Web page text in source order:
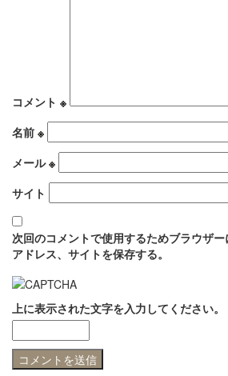
コメント ※
名前 ※
メール※
サイト
次回のコメントで使用するためブラウザ
アドレス、サイトを保存する。
上に表示された文字を入力してください。